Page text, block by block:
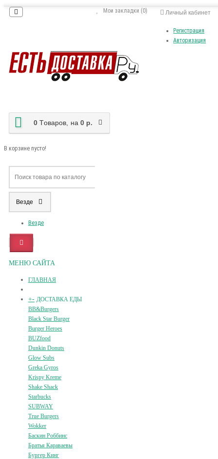
Личный кабинет
Регистрация
Авторизация
Мои закладки (0)
0 Tоваров, на 0 р.
В корзине пусто!
Везде
Везде
МЕНЮ САЙТА
ГЛАВНАЯ
+- ДОСТАВКА ЕДЫ
BB&Burgers
Black Star Burger
Burger Heroes
BUZfood
Dunkin Donuts
Glow Subs
Greka Gyros
Krispy Kreme
Shake Shack
Starbucks
SUBWAY
True Burgers
Wokker
Баскин Роббинс
Братья Караваевы
Бургер Кинг